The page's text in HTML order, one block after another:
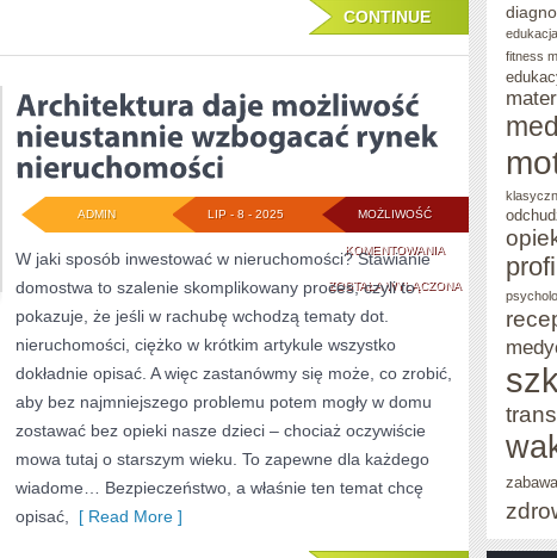
CONTINUE
MOŻLIWOŚĆ
KOMENTOWANIAARCHITEKTURA
DAJE
MOŻLIWOŚĆ
NIEUSTANNIE
WZBOGACAĆ
RYNEK
NIERUCHOMOŚCI
ZOSTAŁA WYŁĄCZONA
LIP - 8 - 2025
ADMIN
W jaki sposób inwestować w nieruchomości? Stawianie
domostwa to szalenie skomplikowany proces, czyli to
pokazuje, że jeśli w rachubę wchodzą tematy dot.
nieruchomości, ciężko w krótkim artykule wszystko
dokładnie opisać. A więc zastanówmy się może, co zrobić,
aby bez najmniejszego problemu potem mogły w domu
zostawać bez opieki nasze dzieci – chociaż oczywiście
mowa tutaj o starszym wieku. To zapewne dla każdego
wiadome… Bezpieczeństwo, a właśnie ten temat chcę
opisać,
[ Read More ]
fitness
zabawa